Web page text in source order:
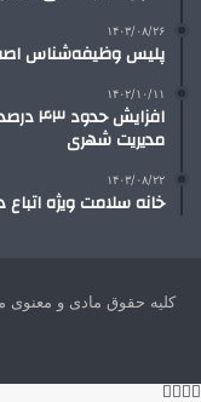
۱۴۰۳/۰۸/۲۶
پلیس وظیفه‌شناس
۱۴۰۲/۱۰/۱۱
مدیریت شهری
۱۴۰۳/۰۸/۲۲
خانه سلامت ویژه
کلیه حقوق مادی و معنوی